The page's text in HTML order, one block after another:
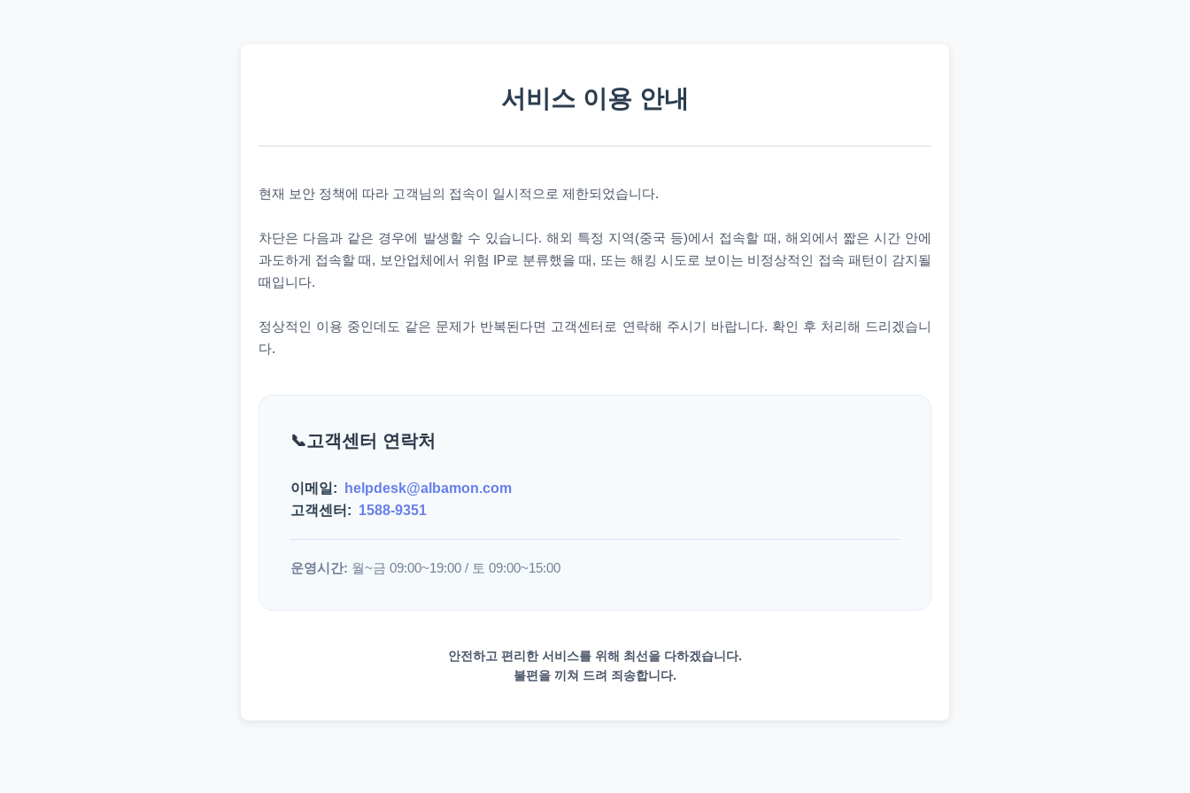
서비스 이용 안내
현재 보안 정책에 따라 고객님의 접속이 일시적으로 제한되었습니다.
차단은 다음과 같은 경우에 발생할 수 있습니다. 해외 특정 지역(중국 등)에서 접속할 때, 해외에서 짧은 시간 안에
과도하게 접속할 때, 보안업체에서 위험 IP로 분류했을 때, 또는 해킹 시도로 보이는 비정상적인 접속 패턴이 감지될
때입니다.
정상적인 이용 중인데도 같은 문제가 반복된다면 고객센터로 연락해 주시기 바랍니다. 확인 후 처리해 드리겠습니
다.
고객센터 연락처
이메일:
helpdesk@albamon.com
고객센터: 1588-9351
운영시간: 월~금 09:00~19:00 / 토 09:00~15:00
안전하고 편리한 서비스를 위해 최선을 다하겠습니다.
불편을 끼쳐 드려 죄송합니다.